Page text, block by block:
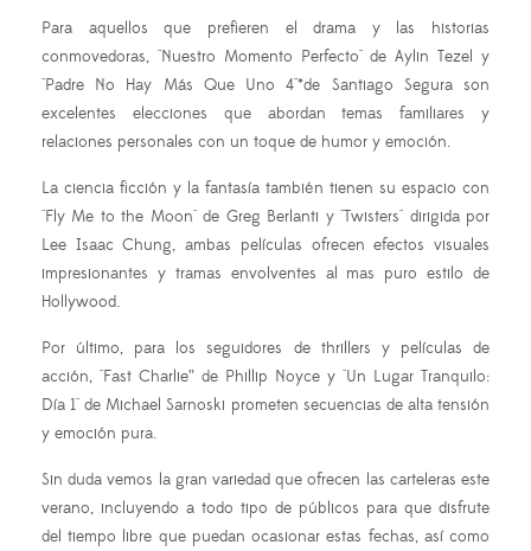
Para aquellos que prefieren el drama y las historias
conmovedoras, "Nuestro Momento Perfecto" de Aylin Tezel y
"Padre No Hay Más Que Uno 4"*de Santiago Segura son
excelentes elecciones que abordan temas familiares y
relaciones personales con un toque de humor y emoción.
La ciencia ficción y la fantasía también tienen su espacio con
"Fly Me to the Moon" de Greg Berlanti y "Twisters" dirigida por
Lee Isaac Chung, ambas películas ofrecen efectos visuales
impresionantes y tramas envolventes al mas puro estilo de
Hollywood.
Por último, para los seguidores de thrillers y películas de
acción, "Fast Charlie” de Phillip Noyce y "Un Lugar Tranquilo:
Día 1" de Michael Sarnoski prometen secuencias de alta tensión
y emoción pura.
Sin duda vemos la gran variedad que ofrecen las carteleras este
verano, incluyendo a todo tipo de públicos para que disfrute
del tiempo libre que puedan ocasionar estas fechas, así como